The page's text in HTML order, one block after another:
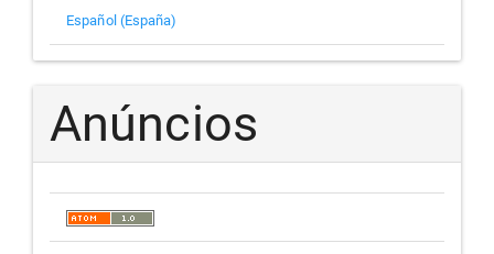
Español (España)
Anúncios